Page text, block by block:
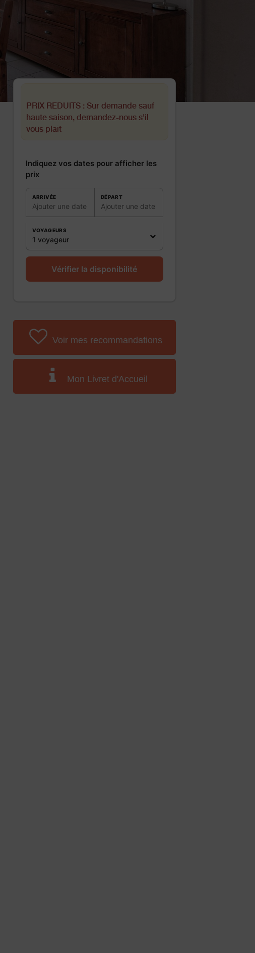
PRIX REDUITS : Sur demande sauf
haute saison, demandez-nous s'il
vous plait
Indiquez vos dates pour afficher les
prix
ARRIVÉE
Ajouter une date
DÉPART
Ajouter une date
VOYAGEURS
1 voyageur
Vérifier la disponibilité
Voir mes recommandations
Mon Livret d'Accueil